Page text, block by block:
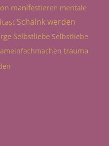
manifestieren mentale
Schalnk werden
Selbstliebe Selbstliebe
trauma